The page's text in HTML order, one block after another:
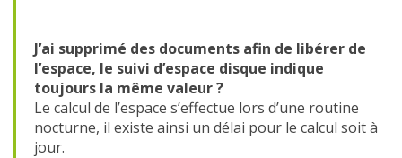
J’ai supprimé des documents afin de libérer de
l’espace, le suivi d’espace disque indique
toujours la même valeur ?
Le calcul de l’espace s’effectue lors d’une routine
nocturne, il existe ainsi un délai pour le calcul soit à
jour.